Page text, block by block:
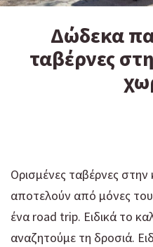
Δώδεκα
ταβέρνες
Ορισμένες ταβέρνες
αποτελούν από μόνες
ένα road trip. Ειδικά το
αναζητούμε τη δροσιά.